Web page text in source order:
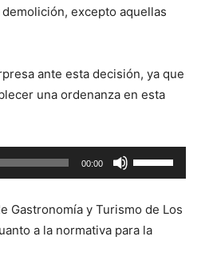
excepto aquellas
ante esta decisión, ya que
una ordenanza en esta
00:00
Utiliza
las
de
flecha
Gastronomía y Turismo de Los
a la normativa para la